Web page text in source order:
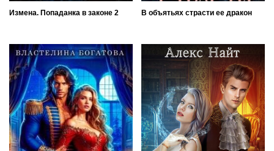
Измена. Попаданка в законе 2 В объятьях страсти ее дракон